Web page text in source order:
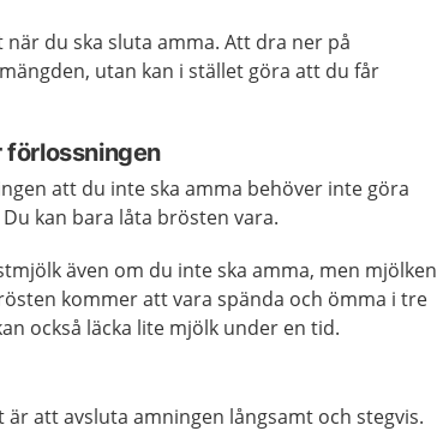
du ska sluta amma. Att dra ner på
utan kan i stället göra att du får
att du inte ska amma behöver inte göra
kan bara låta brösten vara.
även om du inte ska amma, men mjölken
kommer att vara spända och ömma i tre
också läcka lite mjölk under en tid.
att avsluta amningen långsamt och stegvis.